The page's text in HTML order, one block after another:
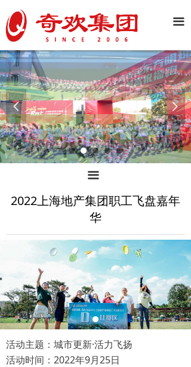
끀
넳 넲
끀
2022上海地产集团职工飞盘嘉年
华
活动主题：城市更新·活力飞扬
活动时间：2022年9月25日